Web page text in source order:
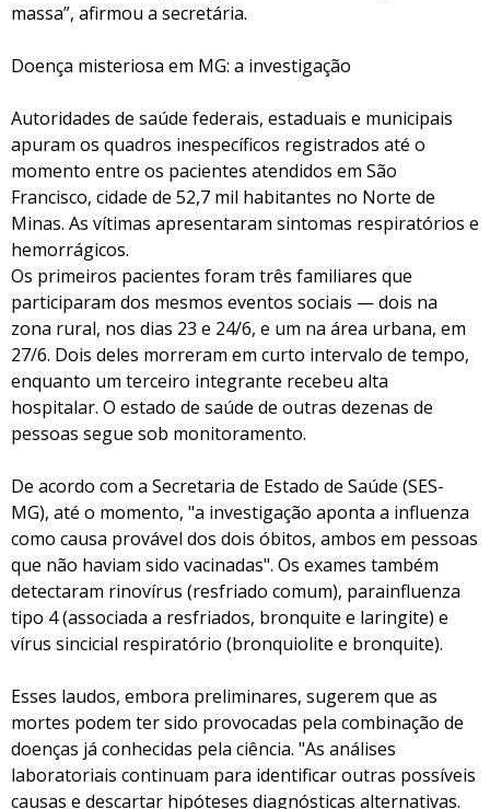
massa”, afirmou a secretária.
Doença misteriosa em MG: a investigação
Autoridades de saúde federais, estaduais e municipais
apuram os quadros inespecíficos registrados até o
momento entre os pacientes atendidos em São
Francisco, cidade de 52,7 mil habitantes no Norte de
Minas. As vítimas apresentaram sintomas respiratórios e
hemorrágicos.
Os primeiros pacientes foram três familiares que
participaram dos mesmos eventos sociais — dois na
zona rural, nos dias 23 e 24/6, e um na área urbana, em
27/6. Dois deles morreram em curto intervalo de tempo,
enquanto um terceiro integrante recebeu alta
hospitalar. O estado de saúde de outras dezenas de
pessoas segue sob monitoramento.
De acordo com a Secretaria de Estado de Saúde (SES-
MG), até o momento, "a investigação aponta a influenza
como causa provável dos dois óbitos, ambos em pessoas
que não haviam sido vacinadas". Os exames também
detectaram rinovírus (resfriado comum), parainfluenza
tipo 4 (associada a resfriados, bronquite e laringite) e
vírus sincicial respiratório (bronquiolite e bronquite).
Esses laudos, embora preliminares, sugerem que as
mortes podem ter sido provocadas pela combinação de
doenças já conhecidas pela ciência. "As análises
laboratoriais continuam para identificar outras possíveis
causas e descartar hipóteses diagnósticas alternativas.